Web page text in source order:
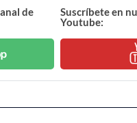
de
Suscríbete en
Youtube: